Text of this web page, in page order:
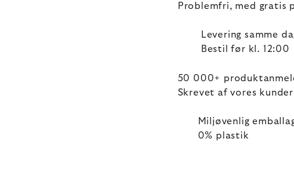
Problemfri, med gratis
Levering samme
Bestil før kl. 12:00
50 000+
Skrevet af vores kunder
Miljøvenlig
0% plastik